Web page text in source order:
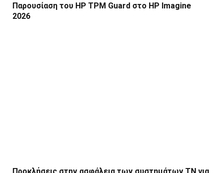
Παρουσίαση του HP TPM Guard στο HP Imagine
2026